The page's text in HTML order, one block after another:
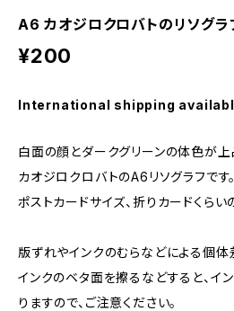
A6 カオジロクロバトのリソグラ
¥200
International shipping
白面の顔とダークグリーンの体色が
カオジロクロバトのA6リソグラフです。
ポストカードサイズ、折りカードくらい
版ずれやインクのむらなどによる個体
インクのベタ面を擦るなどすると、イ
りますので、ご注意ください。